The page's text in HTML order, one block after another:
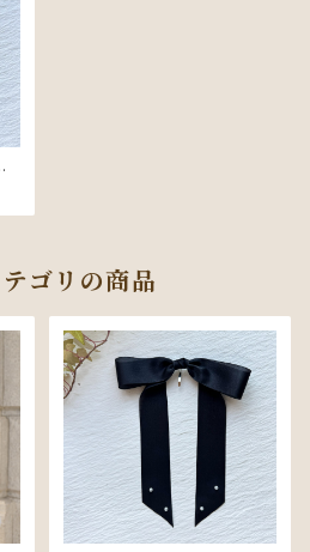
ゴリの商品